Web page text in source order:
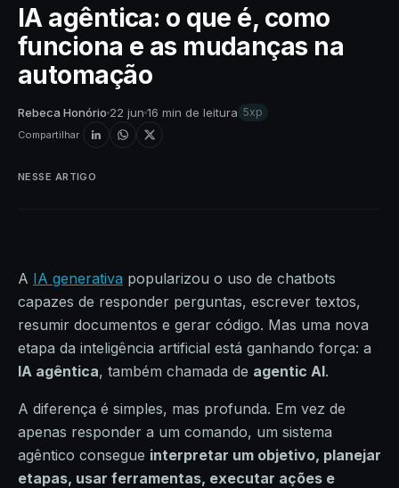
IA agêntica: o que é, como
funciona e as mudanças na
automação
Rebeca Honório 22 jun 16 min de leitura 5xp
Compartilhar
A IA generativa popularizou o uso de chatbots
capazes de responder perguntas, escrever textos,
resumir documentos e gerar código. Mas uma nova
etapa da inteligência artificial está ganhando força: a
IA agêntica, também chamada de agentic AI.
A diferença é simples, mas profunda. Em vez de
apenas responder a um comando, um sistema
agêntico consegue interpretar um objetivo, planejar
etapas, usar ferramentas, executar ações e
NESSE ARTIGO